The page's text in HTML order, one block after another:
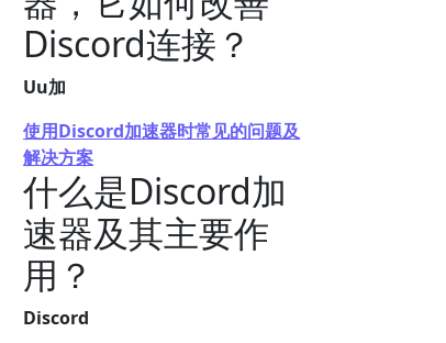
Discord连接？
Uu加
使用Discord加速器时常见的问题及
解决方案
什么是Discord加
速器及其主要作
用？
Discord